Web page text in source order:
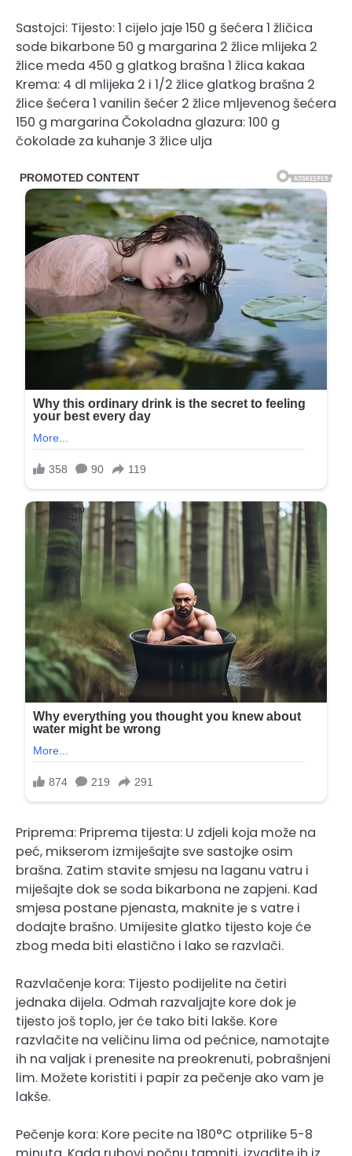
Sastojci: Tijesto: 1 cijelo jaje 150 g šećera 1 žličica
sode bikarbone 50 g margarina 2 žlice mlijeka 2
žlice meda 450 g glatkog brašna 1 žlica kakaa
Krema: 4 dl mlijeka 2 i 1/2 žlice glatkog brašna 2
žlice šećera 1 vanilin šećer 2 žlice mljevenog šećera
150 g margarina Čokoladna glazura: 100 g
čokolade za kuhanje 3 žlice ulja
Priprema: Priprema tijesta: U zdjeli koja može na
peć, mikserom izmiješajte sve sastojke osim
brašna. Zatim stavite smjesu na laganu vatru i
miješajte dok se soda bikarbona ne zapjeni. Kad
smjesa postane pjenasta, maknite je s vatre i
dodajte brašno. Umijesite glatko tijesto koje će
zbog meda biti elastično i lako se razvlači.
Razvlačenje kora: Tijesto podijelite na četiri
jednaka dijela. Odmah razvaljajte kore dok je
tijesto još toplo, jer će tako biti lakše. Kore
razvlačite na veličinu lima od pećnice, namotajte
ih na valjak i prenesite na preokrenuti, pobrašnjeni
lim. Možete koristiti i papir za pečenje ako vam je
lakše.
Pečenje kora: Kore pecite na 180°C otprilike 5-8